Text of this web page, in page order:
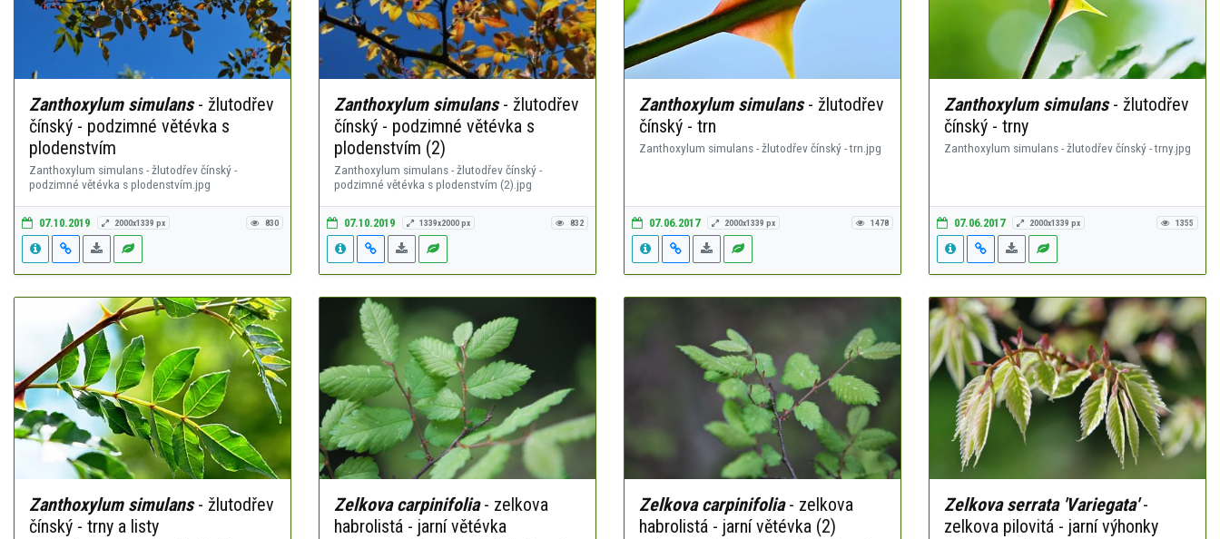
Zanthoxylum simulans- žlutodřev
čínský - podzimné větévka s
plodenstvím
Zanthoxylum simulans - žlutodřev čínský -
podzimné větévka s plodenstvím.jpg
07.10.2019 2000x1339 px 830
Zanthoxylum simulans- žlutodřev
čínský - podzimné větévka s
plodenstvím (2)
Zanthoxylum simulans - žlutodřev čínský -
podzimné větévka s plodenstvím (2).jpg
07.10.2019 1339x2000 px 832
Zanthoxylum simulans- žlutodřev
čínský - trn
Zanthoxylum simulans - žlutodřev čínský - trn.jpg
07.06.2017 2000x1339 px 1478
Zanthoxylum simulans- žlutodřev
čínský - trny
Zanthoxylum simulans - žlutodřev čínský - trny.jpg
07.06.2017 2000x1339 px 1355
Zanthoxylum simulans- žlutodřev
čínský - trny a listy
Zelkova carpinifolia- zelkova
habrolistá - jarní větévka
Zelkova carpinifolia- zelkova
habrolistá - jarní větévka (2)
Zelkova serrata 'Variegata'-
zelkova pilovitá - jarní výhonky